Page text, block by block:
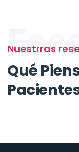
Nuestrras
Qué